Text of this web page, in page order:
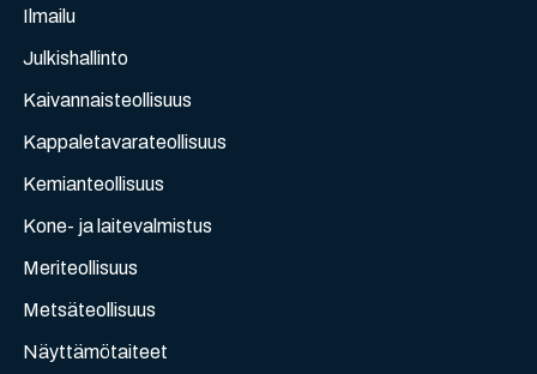
Ilmailu
Julkishallinto
Kaivannaisteollisuus
Kappaletavarateollisuus
Kemianteollisuus
Kone- ja laitevalmistus
Meriteollisuus
Metsäteollisuus
Näyttämötaiteet